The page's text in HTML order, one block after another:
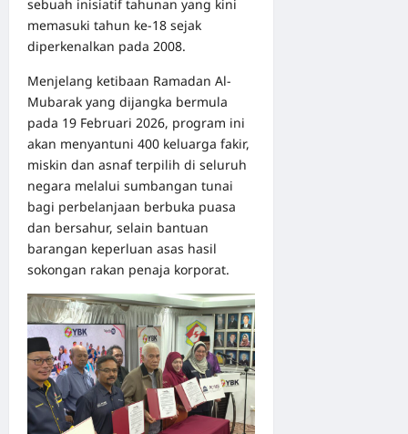
sebuah inisiatif tahunan yang kini
memasuki tahun ke-18 sejak
diperkenalkan pada 2008.
Menjelang ketibaan Ramadan Al-
Mubarak yang dijangka bermula
pada 19 Februari 2026, program ini
akan menyantuni 400 keluarga fakir,
miskin dan asnaf terpilih di seluruh
negara melalui sumbangan tunai
bagi perbelanjaan berbuka puasa
dan bersahur, selain bantuan
barangan keperluan asas hasil
sokongan rakan penaja korporat.